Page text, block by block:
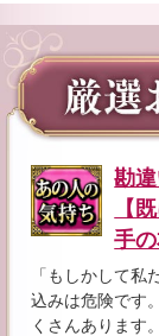
勘
【
手
「もしかして
込みは危険です
くさんあります